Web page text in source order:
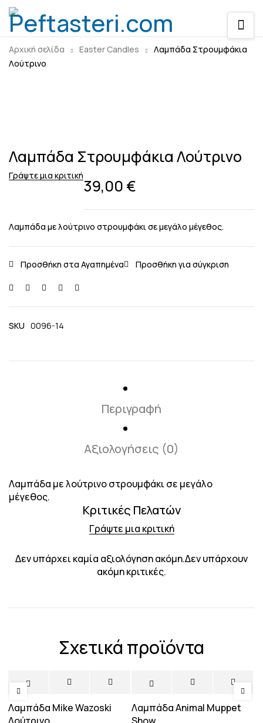
Αρχική σελίδα Easter Candles
Λαμπάδα Στρουμφάκια
Λούτρινο
Sold out
Λαμπάδα Στρουμφάκια Λούτρινο
Γράψτε μια κριτική
39,00 €
Λαμπάδα με λούτρινο στρουμφάκι σε μεγάλο μέγεθος.
SKU 0096-14
Περιγραφή
Αξιολογήσεις (0)
Λαμπάδα με λούτρινο στρουμφάκι σε μεγάλο
μέγεθος.
Κριτικές Πελατών
Γράψτε μια κριτική
Δεν υπάρχει καμία αξιολόγηση ακόμη.Δεν υπάρχουν
ακόμη κριτικές.
Σχετικά προϊόντα
Λαμπάδα Mike Wazoski
Λαμπάδα Animal Muppet